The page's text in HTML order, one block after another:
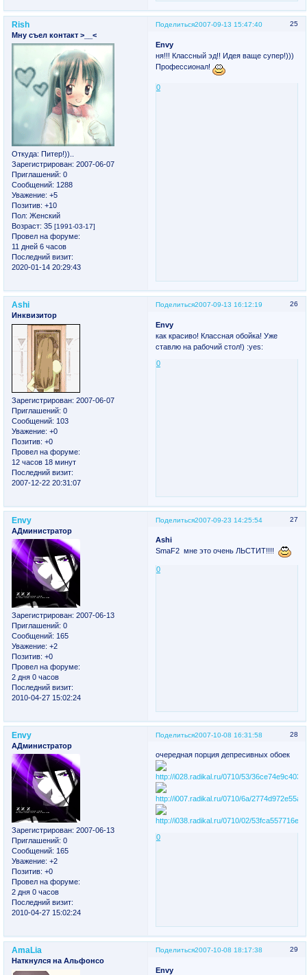
Поделиться 25
2007-09-13 15:47:40
Rish
Мну съел контакт >__<
Откуда: Питер!))..
Зарегистрирован: 2007-06-07
Приглашений: 0
Сообщений: 1288
Уважение: +5
Позитив: +10
Пол: Женский
Возраст: 35 [1991-03-17]
Провел на форуме:
11 дней 6 часов
Последний визит:
2020-01-14 20:29:43
Envy
ня!!! Классный эд!! Идея ваще супер!)))
Профессионал!
0
Поделиться 26
2007-09-13 16:12:19
Ashi
Инквизитор
Зарегистрирован: 2007-06-07
Приглашений: 0
Сообщений: 103
Уважение: +0
Позитив: +0
Провел на форуме:
12 часов 18 минут
Последний визит:
2007-12-22 20:31:07
Envy
как красиво! Классная обойка! Уже
ставлю на рабочий стол!) :yes:
0
Поделиться 27
2007-09-23 14:25:54
Envy
АДминистратор
Зарегистрирован: 2007-06-13
Приглашений: 0
Сообщений: 165
Уважение: +2
Позитив: +0
Провел на форуме:
2 дня 0 часов
Последний визит:
2010-04-27 15:02:24
Ashi
SmaF2 мне это очень ЛЬСТИТ!!!!
0
Поделиться 28
2007-10-08 16:31:58
Envy
АДминистратор
Зарегистрирован: 2007-06-13
Приглашений: 0
Сообщений: 165
Уважение: +2
Позитив: +0
Провел на форуме:
2 дня 0 часов
Последний визит:
2010-04-27 15:02:24
очередная порция депресивных обоек
0
Поделиться 29
2007-10-08 18:17:38
AmaLia
Наткнулся на Альфонсо
Envy